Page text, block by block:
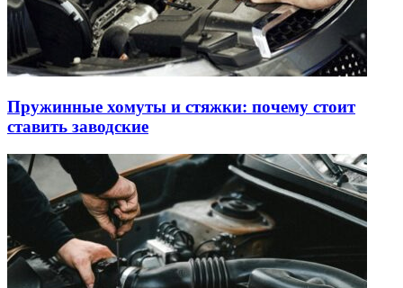
Пружинные хомуты и стяжки: почему стоит
ставить заводские